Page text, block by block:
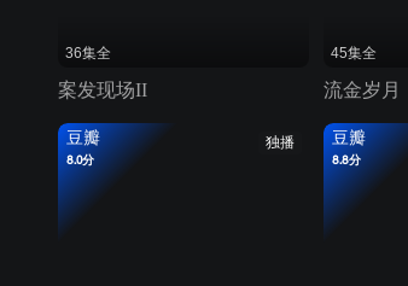
36集全
案发现场II
45集全
流金岁月
独播
豆瓣
8.0分
豆瓣
8.8分